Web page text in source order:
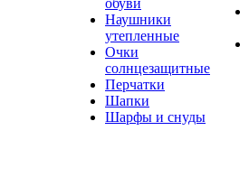
обуви
Наушники
утепленные
Очки
солнцезащитные
Перчатки
Шапки
Шарфы и снуды